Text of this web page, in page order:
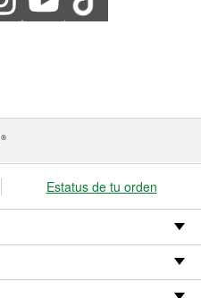
®
Estatus de tu orden